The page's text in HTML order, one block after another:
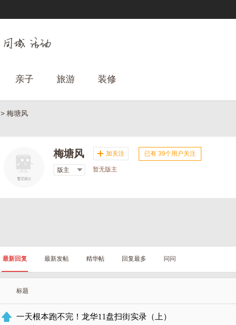
亲子 旅游 装修
> 梅塘风
梅塘风 加关注 已有 39个用户关注
版主 暂无版主
最新回复 最新发帖 精华帖 回复最多 问问
标题
一天根本跑不完！龙华11盘扫街实录（上）